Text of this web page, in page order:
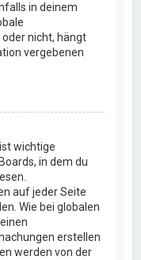
in deinem
nicht, hängt
vergebenen
wichtige
in dem du
auf jeder Seite
Wie bei globalen
erstellen
werden von der